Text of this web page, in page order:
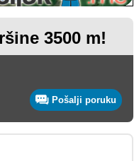
3500 m!
Pošalji poruku